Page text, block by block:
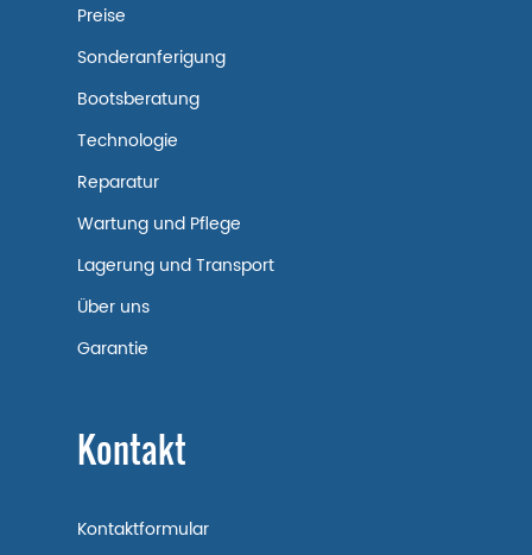
Preise
Sonderanferigung
Bootsberatung
Technologie
Reparatur
Wartung und Pflege
Lagerung und Transport
Über uns
Garantie
Kontakt
Kontaktformular